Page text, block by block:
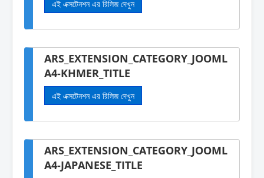
এই এক্সটেনশন এর রিলিজ দেখুন
ARS_EXTENSION_CATEGORY_JOOML
A4-KHMER_TITLE
এই এক্সটেনশন এর রিলিজ দেখুন
ARS_EXTENSION_CATEGORY_JOOML
A4-JAPANESE_TITLE